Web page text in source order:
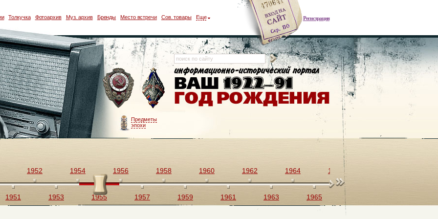
Регистрация
Толкучка Фотоархив Муз. архив Бренды Место встречи Сов. товары Еще
Предметы
эпохи
1951
1952
1953
1954
1955
1956
1957
1958
1959
1960
1961
1962
1963
1964
1965
1966